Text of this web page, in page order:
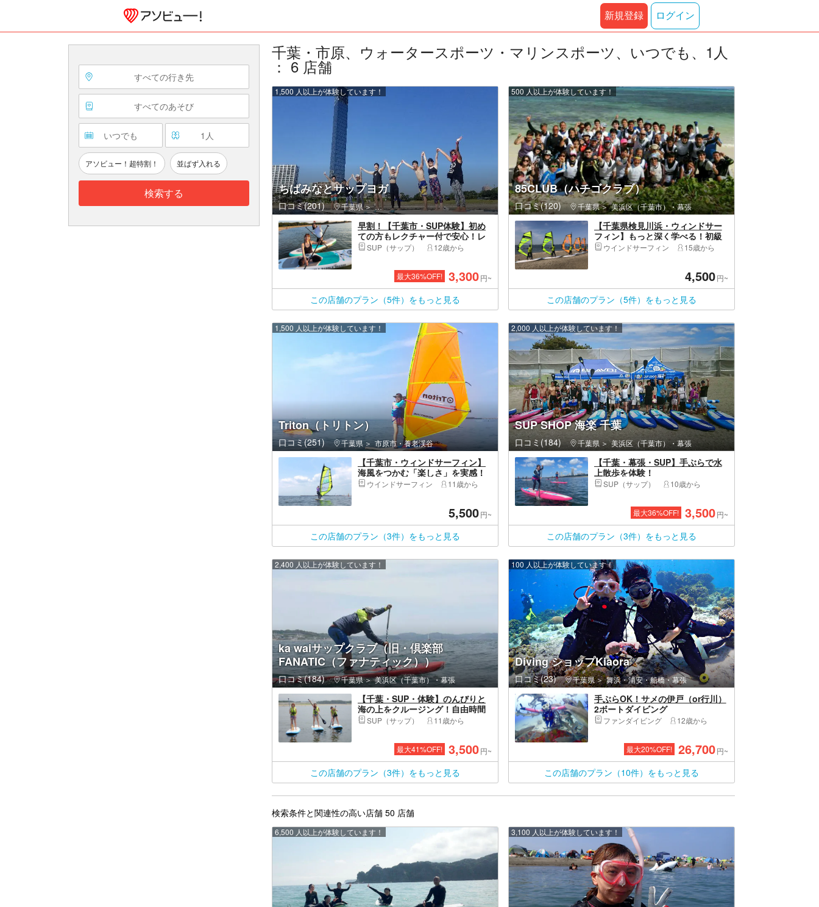
新規登録 ログイン
すべての行き先
すべてのあそび
いつでも 1 人
アソビュー！超特割！ 並ばず入れる
検索する
千葉・市原、ウォータースポーツ・マリンスポーツ、いつでも、1人
： 6 店舗
ちばみなとサップヨガ
口コミ(201) 千葉県 中央区（千葉市）・蘇我・千葉公園
1,500 人以上が体験しています！
早割！【千葉市・SUP体験】初め
ての方もレクチャー付で安心！レ
ンタルプラン（2時間）安全な湾内
にオススメ！
SUP（サップ） 12歳から
最大36%OFF! 3,300円~
この店舗のプラン（5件）をもっと見る
85CLUB（ハチゴクラブ）
口コミ(120) 千葉県 美浜区（千葉市）・幕張
500 人以上が体験しています！
【千葉県検見川浜・ウィンドサー
フィン】もっと深く学べる！初級
コース！
ウインドサーフィン 15歳から
4,500円~
この店舗のプラン（5件）をもっと見る
Triton（トリトン）
口コミ(251) 千葉県 市原市・養老渓谷
1,500 人以上が体験しています！
【千葉市・ウィンドサーフィン】
海風をつかむ「楽しさ」を実感！
体験コース
ウインドサーフィン 11歳から
5,500円~
この店舗のプラン（3件）をもっと見る
SUP SHOP 海楽 千葉
口コミ(184) 千葉県 美浜区（千葉市）・幕張
2,000 人以上が体験しています！
【千葉・幕張・SUP】手ぶらで水
上散歩を体験！
SUP（サップ） 10歳から
最大36%OFF! 3,500円~
この店舗のプラン（3件）をもっと見る
ka waiサップクラブ（旧・倶楽部
FANATIC（ファナティック））
口コミ(184) 千葉県 美浜区（千葉市）・幕張
2,400 人以上が体験しています！
【千葉・SUP・体験】のんびりと
海の上をクルージング！自由時間
あります。
SUP（サップ） 11歳から
最大41%OFF! 3,500円~
この店舗のプラン（3件）をもっと見る
Diving ショップKiaora
口コミ(23) 千葉県 舞浜・浦安・船橋・幕張
100 人以上が体験しています！
手ぶらOK！サメの伊戸（or行川）
2ボートダイビング
ファンダイビング 12歳から
最大20%OFF! 26,700円~
この店舗のプラン（10件）をもっと見る
検索条件と関連性の高い店舗 50 店舗
6,500 人以上が体験しています！ 3,100 人以上が体験しています！